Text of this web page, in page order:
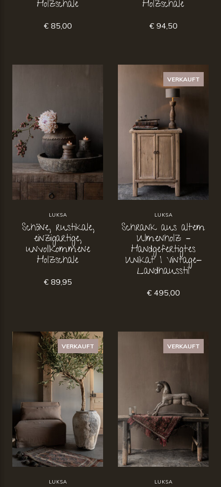
Holzschale
€ 85,00
Holzschale
€ 94,50
LUKSA
Schöne, rustikale,
einzigartige,
unvollkommene
Holzschale
€ 89,95
VERKAUFT
LUKSA
Schrank aus altem
Ulmenholz –
Handgefertigtes
Unikat | Vintage-
Landhausstil
€ 495,00
VERKAUFT
LUKSA
VERKAUFT
LUKSA